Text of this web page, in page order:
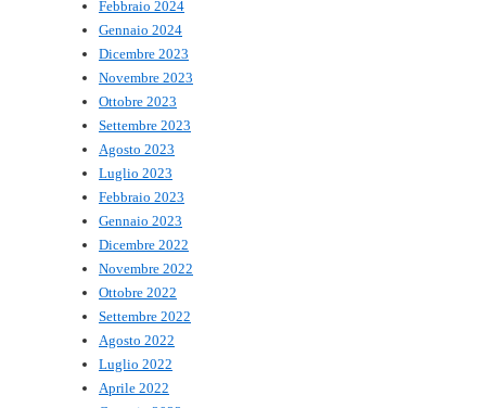
Febbraio 2024
Gennaio 2024
Dicembre 2023
Novembre 2023
Ottobre 2023
Settembre 2023
Agosto 2023
Luglio 2023
Febbraio 2023
Gennaio 2023
Dicembre 2022
Novembre 2022
Ottobre 2022
Settembre 2022
Agosto 2022
Luglio 2022
Aprile 2022